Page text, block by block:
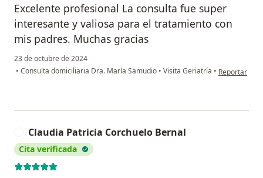
Excelente profesional La consulta fue super
interesante y valiosa para el tratamiento con
mis padres. Muchas gracias
23 de octubre de 2024
• Consulta domiciliaria Dra. María Samudio • Visita Geriatría • en opinión
Reportar
Claudia Patricia Corchuelo Bernal
Cita verificada